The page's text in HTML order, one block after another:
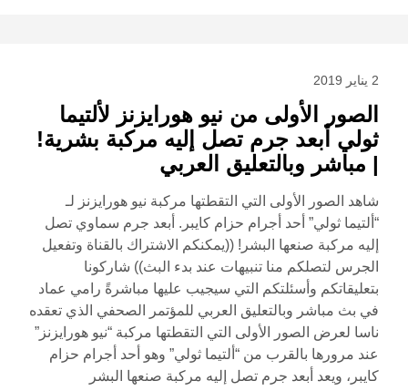
2 يناير 2019
الصور الأولى من نيو هورايزنز لألتيما
ثولي أبعد جرم تصل إليه مركبة بشرية!
| مباشر وبالتعليق العربي
شاهد الصور الأولى التي التقطتها مركبة نيو هورايزنز لـ
“ألتيما ثولي” أحد أجرام حزام كايبر. أبعد جرم سماوي تصل
إليه مركبة صنعها البشر! ((يمكنكم الاشتراك بالقناة وتفعيل
الجرس لتصلكم منا تنبيهات عند بدء البث)) شاركونا
بتعليقاتكم وأسئلتكم التي سيجيب عليها مباشرةً رامي عماد
في بث مباشر وبالتعليق العربي للمؤتمر الصحفي الذي تعقده
ناسا لعرض الصور الأولى التي التقطتها مركبة “نيو هورايزنز”
عند مرورها بالقرب من “ألتيما ثولي” وهو أحد أجرام حزام
كايبر، ويعد أبعد جرم تصل إليه مركبة صنعها البشر